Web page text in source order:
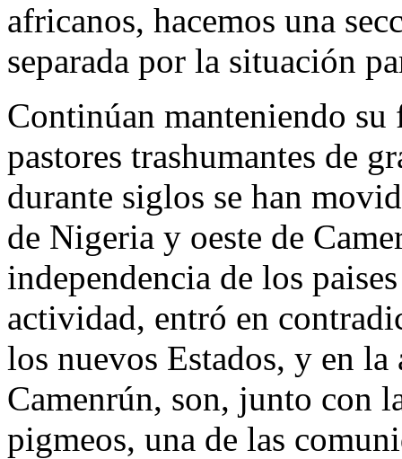
africanos, hacemos una
separada por la situación
Continúan manteniendo
pastores trashumantes de
durante siglos se han
de Nigeria y oeste de
independencia de los
actividad, entró en
los nuevos Estados, y en
Camenrún, son, junto con
pigmeos, una de las